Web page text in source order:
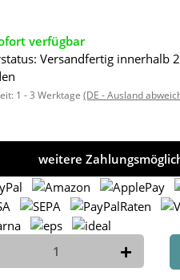
verfügbar
Versandfertig innerhalb
1 - 3 Werktage(DE - Ausland
weitere